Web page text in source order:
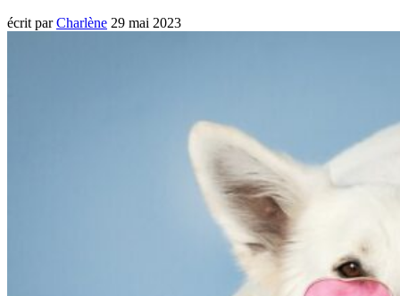
écrit parCharlène 29 mai 2023